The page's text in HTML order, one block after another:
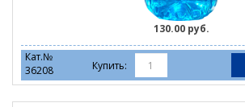
130.00 руб.
Кат.№
36208
Купить: